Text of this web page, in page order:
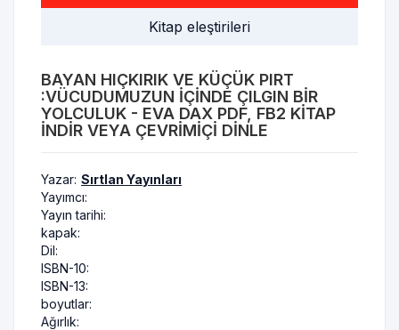
Kitap eleştirileri
BAYAN HIÇKIRIK VE KÜÇÜK PIRT
:VÜCUDUMUZUN İÇINDE ÇILGIN BIR
YOLCULUK - EVA DAX PDF, FB2 KITAP
INDIR VEYA ÇEVRIMIÇI DINLE
Yazar: Sırtlan Yayınları
Yayımcı:
Yayın tarihi:
kapak:
Dil:
ISBN-10:
ISBN-13:
boyutlar:
Ağırlık: